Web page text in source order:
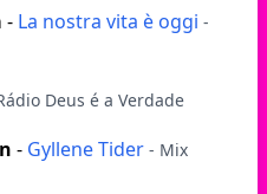
- La nostra vita è oggi -
Deus é a Verdade
- Gyllene Tider - Mix